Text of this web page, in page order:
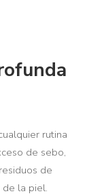
rutina
de sebo,
de
la piel.